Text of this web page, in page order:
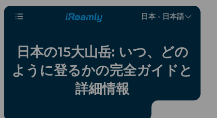
日本 - 日本語
日本の15大山岳: いつ、どの
ように登るかの完全ガイドと
詳細情報